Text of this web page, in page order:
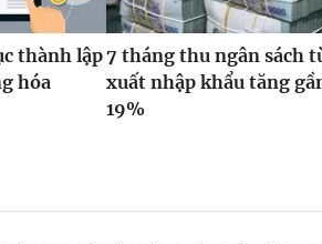
thành lập
hóa
7 tháng thu ngân sách
xuất nhập khẩu tăng
19%